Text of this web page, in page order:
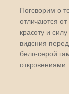
Поговорим о
отличаются
красоту и
видения
бело-серой
откровениями.